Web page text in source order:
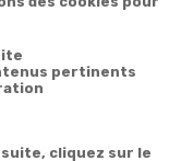
Conditions
générales de